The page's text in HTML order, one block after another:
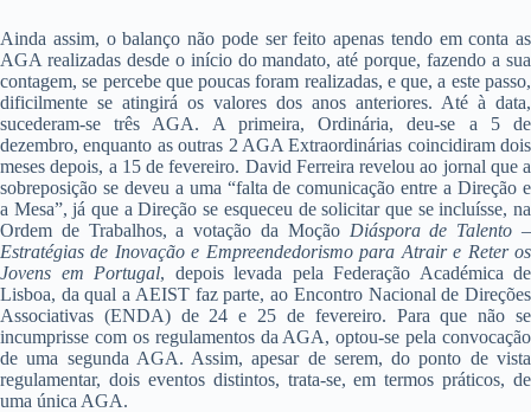
Ainda assim, o balanço não pode ser feito apenas tendo em conta as
AGA realizadas desde o início do mandato, até porque, fazendo a sua
contagem, se percebe que poucas foram realizadas, e que, a este passo,
dificilmente se atingirá os valores dos anos anteriores. Até à data,
sucederam-se três AGA. A primeira, Ordinária, deu-se a 5 de
dezembro, enquanto as outras 2 AGA Extraordinárias coincidiram dois
meses depois, a 15 de fevereiro. David Ferreira revelou ao jornal que a
sobreposição se deveu a uma “falta de comunicação entre a Direção e
a Mesa”, já que a Direção se esqueceu de solicitar que se incluísse, na
Ordem de Trabalhos, a votação da MoçãoDiáspora de Talento –
Estratégias de Inovação e Empreendedorismo para Atrair e Reter os
Jovens em Portugal, depois levada pela Federação Académica de
Lisboa, da qual a AEIST faz parte, ao Encontro Nacional de Direções
Associativas (ENDA) de 24 e 25 de fevereiro. Para que não se
incumprisse com os regulamentos da AGA, optou-se pela convocação
de uma segunda AGA. Assim, apesar de serem, do ponto de vista
regulamentar, dois eventos distintos, trata-se, em termos práticos, de
uma única AGA.